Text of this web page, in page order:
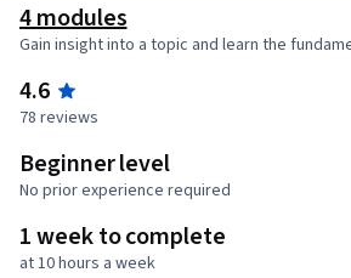
4 modules
Gain insight into a topic and learn the
4.6
78 reviews
Beginner level
No prior experience required
1 week to complete
at 10 hours a week